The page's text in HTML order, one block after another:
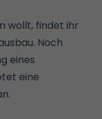
wollt, findet ihr
. Noch
eines
eine